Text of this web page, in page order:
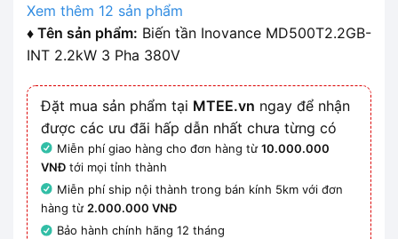
Xem thêm 12 sản phẩm
♦ Tên sản phẩm: Biến tần Inovance MD500T2.2GB-
INT 2.2kW 3 Pha 380V
Đặt mua sản phẩm tại MTEE.vn ngay để nhận
được các ưu đãi hấp dẫn nhất chưa từng có
Miễn phí giao hàng cho đơn hàng từ10.000.000
VNĐ tới mọi tỉnh thành
Miễn phí ship nội thành trong bán kính 5km với đơn
hàng từ2.000.000 VNĐ
Bảo hành chính hãng 12 tháng